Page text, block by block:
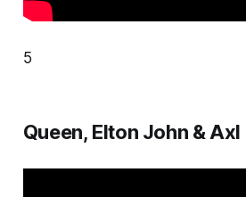
5
Queen, Elton John & Axl